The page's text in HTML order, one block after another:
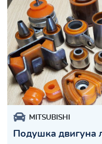
MITSUBISHI
Подушка двигуна